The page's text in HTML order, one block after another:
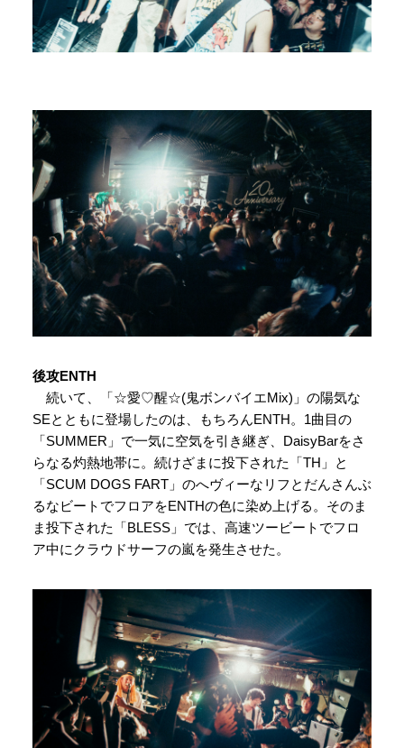
後攻ENTH
続いて、「☆愛♡醒☆(鬼ボンバイエMix)」の陽気な
SEとともに登場したのは、もちろんENTH。1曲目の
「SUMMER」で一気に空気を引き継ぎ、DaisyBarをさ
らなる灼熱地帯に。続けざまに投下された「TH」と
「SCUM DOGS FART」のへヴィーなリフとだんさんぶ
るなビートでフロアをENTHの色に染め上げる。そのま
ま投下された「BLESS」では、高速ツービートでフロ
ア中にクラウドサーフの嵐を発生させた。